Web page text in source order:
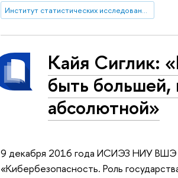
Институт статистических исследований и экономики знаний
Кайя Сиглик:
быть большей,
абсолютной»
9 декабря 2016 года ИСИЭЗ НИУ ВШЭ
«Кибербезопасность. Роль